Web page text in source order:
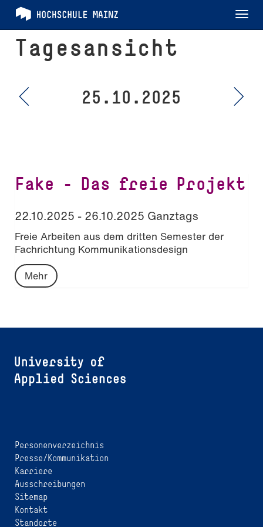
Tagesansicht
25.10.2025
Fake – Das freie Projekt
22.10.2025 - 26.10.2025 Ganztags
Freie Arbeiten aus dem dritten Semester der
Fachrichtung Kommunikationsdesign
Mehr
Personenverzeichnis
Presse/Kommunikation
Karriere
Ausschreibungen
Sitemap
Kontakt
Standorte